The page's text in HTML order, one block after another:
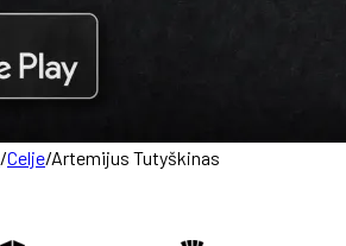
/Celje/Artemijus Tutyškinas